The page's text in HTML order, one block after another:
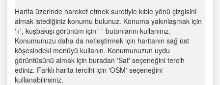
Harita üzerinde hareket etmek suretiyle kıble yönü çizgisini
almak istediğiniz konumu bulunuz. Konuma yakınlaşmak için
'+', kuşbakışı görünüm için '-' butonlarını kullanınız.
Konumunuzu daha da netleştirmek için haritanın sağ üst
köşesindeki menüyü kullanın. Konumunuzun uydu
görüntüsünü almak için buradan 'Sat' seçeneğini tercih
ediniz. Farklı harita tercihi için 'OSM' seçeneğini
kullanabilirsiniz.